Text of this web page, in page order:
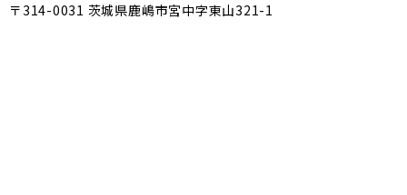
〒314-0031 茨城県鹿嶋市宮中字東山321-1